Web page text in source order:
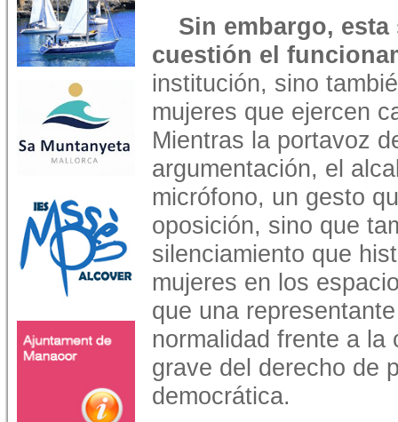
Sin embargo,
cuestión el
institución, sino
mujeres que ejercen
Mientras la portavoz
argumentación, el
micrófono, un gesto
oposición, sino que
silenciamiento que
mujeres en los
que una
normalidad frente a la
grave del derecho de
democrática.